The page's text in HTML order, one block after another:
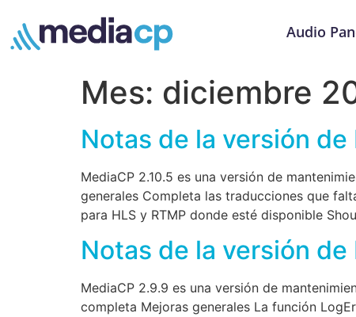
Audio
Mes: diciembre
Notas de la versión de
MediaCP 2.10.5 es una versión de
generales Completa las traducciones que
para HLS y RTMP donde esté disponible
Notas de la versión
MediaCP 2.9.9 es una versión de
completa Mejoras generales La función